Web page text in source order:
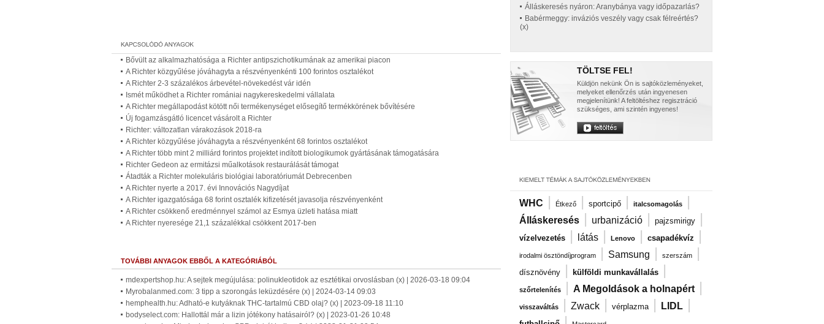
Bővült az alkalmazhatósága a Richter antipszichotikumának az amerikai piacon
A Richter közgyűlése jóváhagyta a részvényenkénti 100 forintos osztalékot
A Richter 2-3 százalékos árbevétel-növekedést vár idén
Ismét működhet a Richter romániai nagykereskedelmi vállalata
A Richter megállapodást kötött női termékenységet elősegítő termékkörének bővítésére
Új fogamzásgátló licencet vásárolt a Richter
Richter: változatlan várakozások 2018-ra
A Richter közgyűlése jóváhagyta a részvényenként 68 forintos osztalékot
A Richter több mint 2 milliárd forintos projektet indított biologikumok gyártásának támogatására
Richter Gedeon az ermitázsi műalkotások restaurálását támogat
Átadták a Richter molekuláris biológiai laboratóriumát Debrecenben
A Richter nyerte a 2017. évi Innovációs Nagydíjat
A Richter igazgatósága 68 forint osztalék kifizetését javasolja részvényenként
A Richter csökkenő eredménnyel számol az Esmya üzleti hatása miatt
A Richter nyeresége 21,1 százalékkal csökkent 2017-ben
TOVÁBBI ANYAGOK EBBŐL A KATEGÓRIÁBÓL
mdexpertshop.hu: A sejtek megújulása: polinukleotidok az esztétikai orvoslásban (x) | 2026-03-18 09:04
Myrobalanmed.com: 3 tipp a szorongás leküzdésére (x) | 2024-03-14 09:03
hemphealth.hu: Adható-e kutyáknak THC-tartalmú CBD olaj? (x) | 2023-09-18 11:10
bodyselect.com: Hallottál már a lizin jótékony hatásairól? (x) | 2023-01-26 10:48
Álláskeresés nyáron: Aranybánya vagy időpazarlás?
Babérmeggy: inváziós veszély vagy csak félreértés?
(x)
TÖLTSE FEL!
Küldjön nekünk Ön is sajtóközleményeket,
melyeket ellenőrzés után ingyenesen
megjelenítünk! A feltöltéshez regisztráció
szükséges, ami szintén ingyenes!
WHC | Étkező | sportcipő | italcsomagolás |
Álláskeresés | urbanizáció | pajzsmirigy |
vízelvezetés | látás | Lenovo | csapadékvíz |
irodalmi ösztöndíjprogram | Samsung | szerszám |
dísznövény | külföldi munkavállalás |
szőrtelenítés | A Megoldások a holnapért |
visszaváltás | Zwack | vérplazma | LIDL |